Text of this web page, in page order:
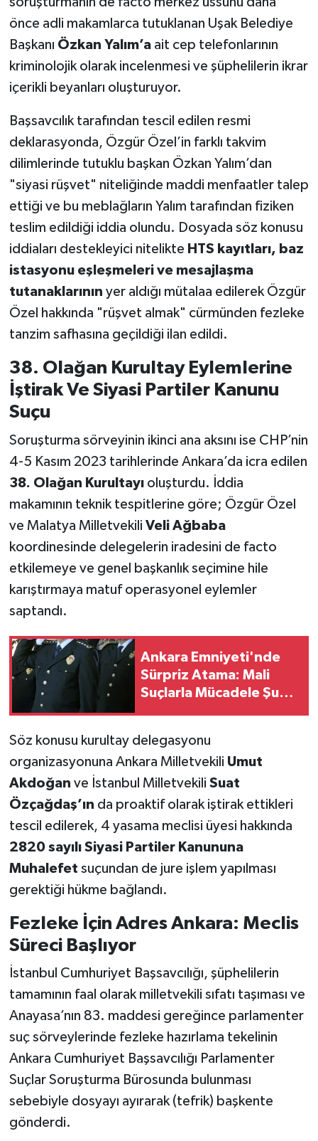
önce adli makamlarca tutuklanan Uşak Belediye
Başkanı Özkan Yalım’aait cep telefonlarının
kriminolojik olarak incelenmesi ve şüphelilerin ikrar
içerikli beyanları oluşturuyor.
Başsavcılık tarafından tescil edilen resmi
deklarasyonda, Özgür Özel’in farklı takvim
dilimlerinde tutuklu başkan Özkan Yalım’dan
"siyasi rüşvet" niteliğinde maddi menfaatler talep
ettiği ve bu meblağların Yalım tarafından fiziken
teslim edildiği iddia olundu. Dosyada söz konusu
iddiaları destekleyici nitelikte HTS kayıtları, baz
istasyonu eşleşmeleri ve mesajlaşma
tutanaklarının yer aldığı mütalaa edilerek Özgür
Özel hakkında "rüşvet almak" cürmünden fezleke
tanzim safhasına geçildiği ilan edildi.
38. Olağan Kurultay Eylemlerine
İştirak Ve Siyasi Partiler Kanunu
Suçu
Soruşturma sörveyinin ikinci ana aksını ise CHP’nin
4-5 Kasım 2023 tarihlerinde Ankara’da icra edilen
38. Olağan Kurultayıoluşturdu. İddia
makamının teknik tespitlerine göre; Özgür Özel
ve Malatya Milletvekili Veli Ağbaba
koordinesinde delegelerin iradesini de facto
etkilemeye ve genel başkanlık seçimine hile
karıştırmaya matuf operasyonel eylemler
saptandı.
Ankara Emniyeti'nde
Sürpriz Atama: Mali
Suçlarla Mücadele Şube
Söz konusu kurultay delegasyonu
organizasyonuna Ankara Milletvekili Umut
Akdoğan ve İstanbul Milletvekili Suat
Özçağdaş’ın da proaktif olarak iştirak ettikleri
tescil edilerek, 4 yasama meclisi üyesi hakkında
2820 sayılı Siyasi Partiler Kanununa
Muhalefet suçundan de jure işlem yapılması
gerektiği hükme bağlandı.
Fezleke İçin Adres Ankara: Meclis
Süreci Başlıyor
İstanbul Cumhuriyet Başsavcılığı, şüphelilerin
tamamının faal olarak milletvekili sıfatı taşıması ve
Anayasa’nın 83. maddesi gereğince parlamenter
suç sörveylerinde fezleke hazırlama tekelinin
Ankara Cumhuriyet Başsavcılığı Parlamenter
Suçlar Soruşturma Bürosunda bulunması
sebebiyle dosyayı ayırarak (tefrik) başkente
gönderdi.